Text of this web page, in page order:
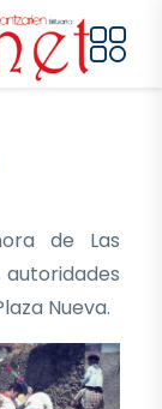
de Las
Nueva.